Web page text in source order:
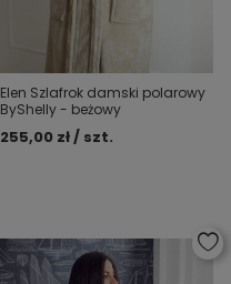
Elen Szlafrok damski polarowy
ByShelly - beżowy
255,00 zł / szt.